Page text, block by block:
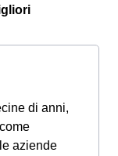
di anni,
aziende